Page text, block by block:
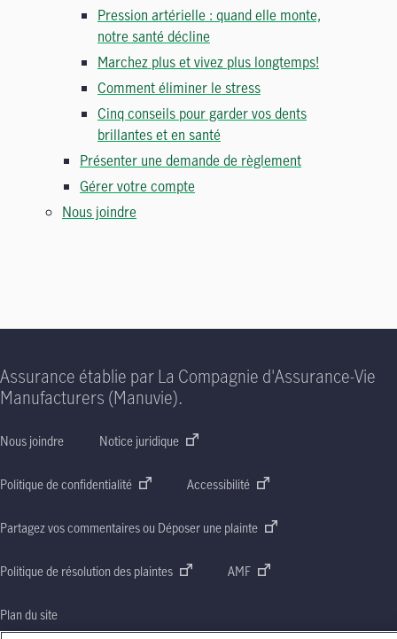
Pression artérielle : quand elle monte,
notre santé décline
Marchez plus et vivez plus longtemps!
Comment éliminer le stress
Cinq conseils pour garder vos dents
brillantes et en santé
Présenter une demande de règlement
Gérer votre compte
Nous joindre
Assurance établie par La Compagnie d'Assurance-Vie
Manufacturers (Manuvie).
Nous joindre Notice juridique
Politique de confidentialité Accessibilité
Partagez vos commentaires ou Déposer une plainte
Politique de résolution des plaintes AMF
Plan du site